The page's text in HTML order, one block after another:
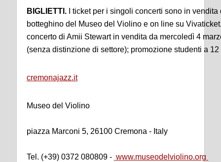
BIGLIETTI. I ticket per i singoli concerti sono in
botteghino del Museo del Violino e on line su
concerto di Amii Stewart in vendita da mercoledì 4
(senza distinzione di settore); promozione studenti a 12
cremonajazz.it
Museo del Violino
piazza Marconi 5, 26100 Cremona - Italy
Tel. (+39) 0372 080809 - www.museodelviolino.org